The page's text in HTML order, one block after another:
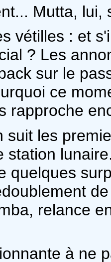
Mutta, lui,
vétilles : et
? Les
sur le
ce
rapproche
suit les
station
quelques
relance
à ne